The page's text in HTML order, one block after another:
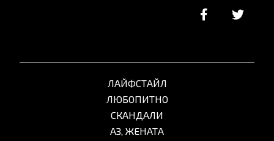
ЛАЙФСТАЙЛ
ЛЮБОПИТНО
СКАНДАЛИ
АЗ, ЖЕНАТА